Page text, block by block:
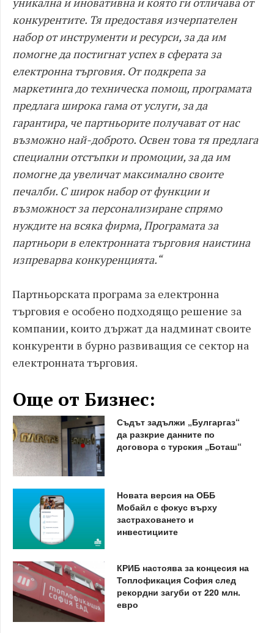
конкурентите. Тя предоставя изчерпателен
набор от инструменти и ресурси, за да им
помогне да постигнат успех в сферата за
електронна търговия. От подкрепа за
маркетинга до техническа помощ, програмата
предлага широка гама от услуги, за да
гарантира, че партньорите получават от нас
възможно най-доброто. Освен това тя предлага
специални отстъпки и промоции, за да им
помогне да увеличат максимално своите
печалби. С широк набор от функции и
възможност за персонализиране спрямо
нуждите на всяка фирма, Програмата за
партньори в електронната търговия наистина
изпреварва конкуренцията.“
Партньорската програма за електронна
търговия е особено подходящо решение за
компании, които държат да надминат своите
конкуренти в бурно развиващия се сектор на
електронната търговия.
Още от Бизнес:
Съдът задължи „Булгаргаз“
да разкрие данните по
договора с турския „Боташ“
Новата версия на ОББ
Мобайл с фокус върху
застраховането и
инвестициите
КРИБ настоява за концесия на
Топлофикация София след
рекордни загуби от 220 млн.
евро